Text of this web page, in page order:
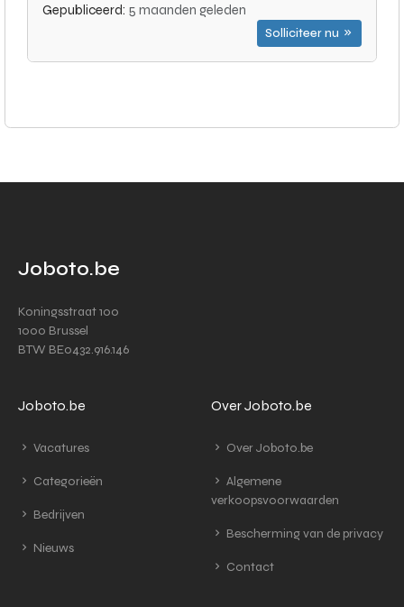
Gepubliceerd: 5 maanden geleden
Solliciteer nu
Joboto.be
Koningsstraat 100
1000 Brussel
BTW BE0432.916.146
Joboto.be
Vacatures
Categorieën
Bedrijven
Nieuws
Over Joboto.be
Over Joboto.be
Algemene
verkoopsvoorwaarden
Bescherming van de privacy
Contact